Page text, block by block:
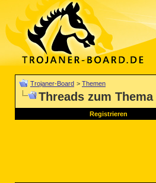
Trojaner-Board > Themen
Threads zum Thema
Registrieren